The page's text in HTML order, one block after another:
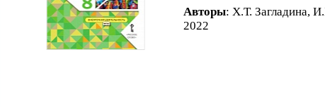
Авторы: Х.Т. Загладина,
2022